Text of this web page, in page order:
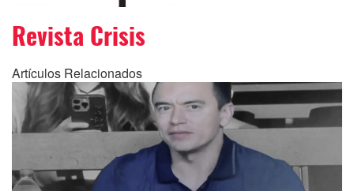
Revista Crisis
Artículos Relacionados